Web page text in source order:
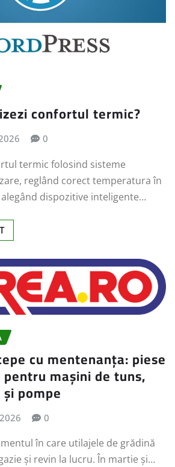
confortul termic?
0
termic folosind sisteme
reglând corect temperatura în
dispozitive inteligente…
cu mentenanța: piese
mașini de tuns,
pompe
0
în care utilajele de grădină
și revin la lucru. În martie și…